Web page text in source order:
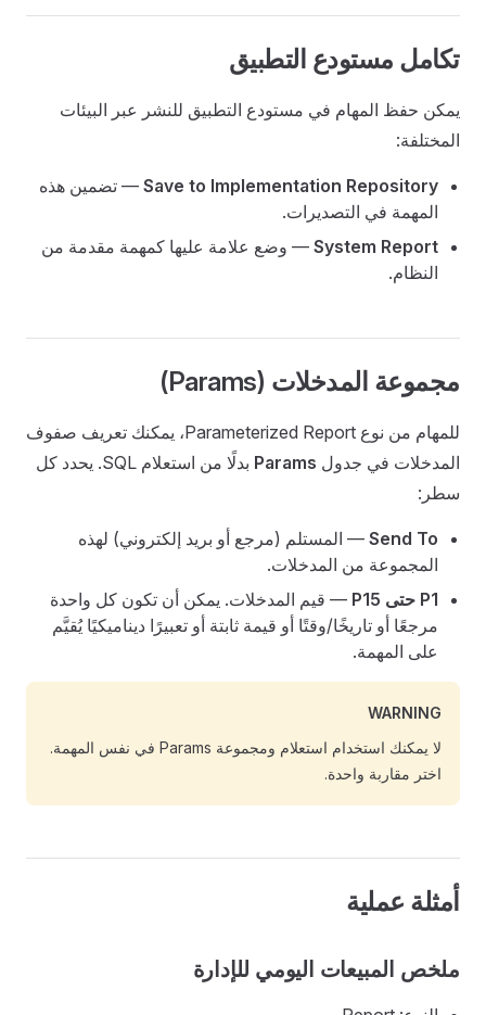
تكامل مستودع التطبيق
يمكن حفظ المهام في مستودع التطبيق للنشر عبر البيئات
المختلفة:
Save to Implementation Repository — تضمين هذه
المهمة في التصديرات.
System Report — وضع علامة عليها كمهمة مقدمة من
النظام.
مجموعة المدخلات (Params)
للمهام من نوع Parameterized Report، يمكنك تعريف صفوف
المدخلات في جدول Params
بدلًا من استعلام SQL. يحدد كل
سطر:
Send To — المستلم (مرجع أو بريد إلكتروني) لهذه
المجموعة من المدخلات.
P1 حتى P15
— قيم المدخلات. يمكن أن تكون كل واحدة
مرجعًا أو تاريخًا/وقتًا أو قيمة ثابتة أو تعبيرًا ديناميكيًا يُقيَّم
على المهمة.
WARNING
لا يمكنك استخدام استعلام ومجموعة Params في نفس المهمة.
اختر مقاربة واحدة.
أمثلة عملية
ملخص المبيعات اليومي للإدارة